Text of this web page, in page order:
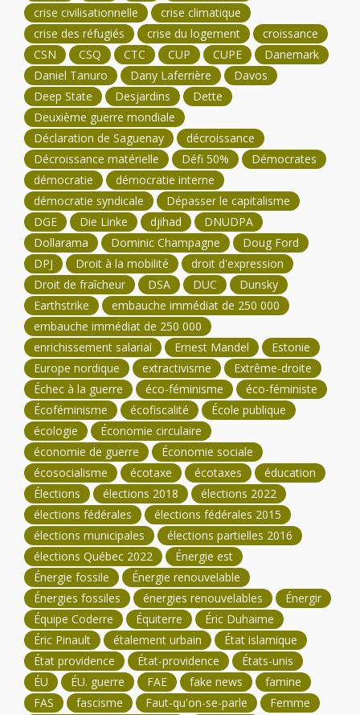
crise civilisationnelle
crise climatique
crise des réfugiés
crise du logement
croissance
CSN
CSQ CTC CUP CUPE
Danemark
Daniel Tanuro
Dany Laferrière
Davos
Deep State
Desjardins
Dette
Deuxième guerre mondiale
Déclaration de Saguenay
décroissance
Décroissance matérielle
Défi 50%
Démocrates
démocratie
démocratie interne
démocratie syndicale
Dépasser le capitalisme
DGE
Die Linke djihad
DNUDPA
Dollarama
Dominic Champagne
Doug Ford
DPJ
Droit à la mobilité
droit d'expression
Droit de fraîcheur
DSA DUC
Dunsky
Earthstrike
embauche immédiat de 250 000
embauche immédiat de 250 000
enrichissement salarial
Ernest Mandel
Estonie
Europe nordique
extractivisme
Extrême-droite
Échec à la guerre
éco-féminisme
éco-féministe
Écoféminisme
écofiscalité
École publique
écologie
Économie circulaire
économie de guerre
Économie sociale
écosocialisme
écotaxe écotaxes
éducation
Élections
élections 2018
élections 2022
élections fédérales
élections fédérales 2015
élections municipales
élections partielles 2016
élections Québec 2022
Énergie est
Énergie fossile
Énergie renouvelable
Énergies fossiles
énergies renouvelables
Énergir
Équipe Coderre
Équiterre
Éric Duhaime
Éric Pinault
étalement urbain
État islamique
État providence
État-providence
États-unis
ÉU
ÉU. guerre FAE fake news
famine
FAS
fascisme Faut-qu'on-se-parle
Femme